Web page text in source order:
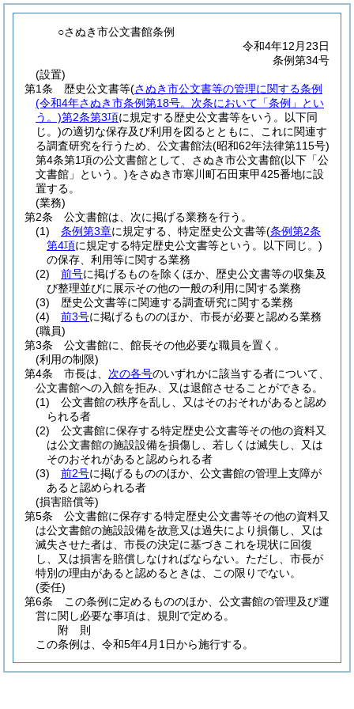
○さぬき市公文書館条例
令和4年12月23日
条例第34号
(設置)
第1条
歴史公文書等(さぬき市公文書等の管理に関する条例
(令和4年さぬき市条例第18号。次条において「条例」とい
う。)第2条第3項に規定する歴史公文書等をいう。以下同
じ。)の適切な保存及び利用を図るとともに、これに関連す
る調査研究を行うため、公文書館法(昭和62年法律第115号)
第4条第1項の公文書館として、さぬき市公文書館(以下「公
文書館」という。)をさぬき市寒川町石田東甲425番地に設
置する。
(業務)
第2条
公文書館は、次に掲げる業務を行う。
(1)
条例第3章に規定する、特定歴史公文書等(条例第2条
第4項に規定する特定歴史公文書等という。以下同じ。)
の保存、利用等に関する業務
(2)
前号に掲げるものを除くほか、歴史公文書等の収集及
び整理並びに展示その他の一般の利用に関する業務
(3)
歴史公文書等に関連する調査研究に関する業務
(4)
前3号に掲げるもののほか、市長が必要と認める業務
(職員)
第3条
公文書館に、館長その他必要な職員を置く。
(利用の制限)
第4条
市長は、 次の各号のいずれかに該当する者について、
公文書館への入館を拒み、又は退館させることができる。
(1)
公文書館の秩序を乱し、又はそのおそれがあると認め
られる者
(2)
公文書館に保存する特定歴史公文書等その他の資料又
は公文書館の施設設備を損傷し、若しくは滅失し、又は
そのおそれがあると認められる者
(3)
前2号に掲げるもののほか、公文書館の管理上支障が
あると認められる者
(損害賠償等)
第5条
公文書館に保存する特定歴史公文書等その他の資料又
は公文書館の施設設備を故意又は過失により損傷し、又は
滅失させた者は、市長の決定に基づきこれを現状に回復
し、又は損害を賠償しなければならない。 ただし、市長が
特別の理由があると認めるときは、この限りでない。
(委任)
第6条
この条例に定めるもののほか、公文書館の管理及び運
営に関し必要な事項は、規則で定める。
附 則
この条例は、令和5年4月1日から施行する。